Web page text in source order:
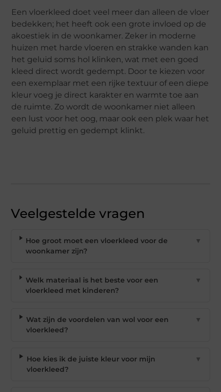
Een vloerkleed doet veel meer dan alleen de vloer
bedekken; het heeft ook een grote invloed op de
akoestiek in de woonkamer. Zeker in moderne
huizen met harde vloeren en strakke wanden kan
het geluid soms hol klinken, wat met een goed
kleed direct wordt gedempt. Door te kiezen voor
een exemplaar met een rijke textuur of een diepe
kleur voeg je direct karakter en warmte toe aan
de ruimte. Zo wordt de woonkamer niet alleen
een lust voor het oog, maar ook een plek waar het
geluid prettig en gedempt klinkt.
Veelgestelde vragen
Hoe groot moet een vloerkleed voor de
woonkamer zijn?
▼
Welk materiaal is het beste voor een
vloerkleed met kinderen?
▼
Wat zijn de voordelen van wol voor een
vloerkleed?
▼
Hoe kies ik de juiste kleur voor mijn
vloerkleed?
▼